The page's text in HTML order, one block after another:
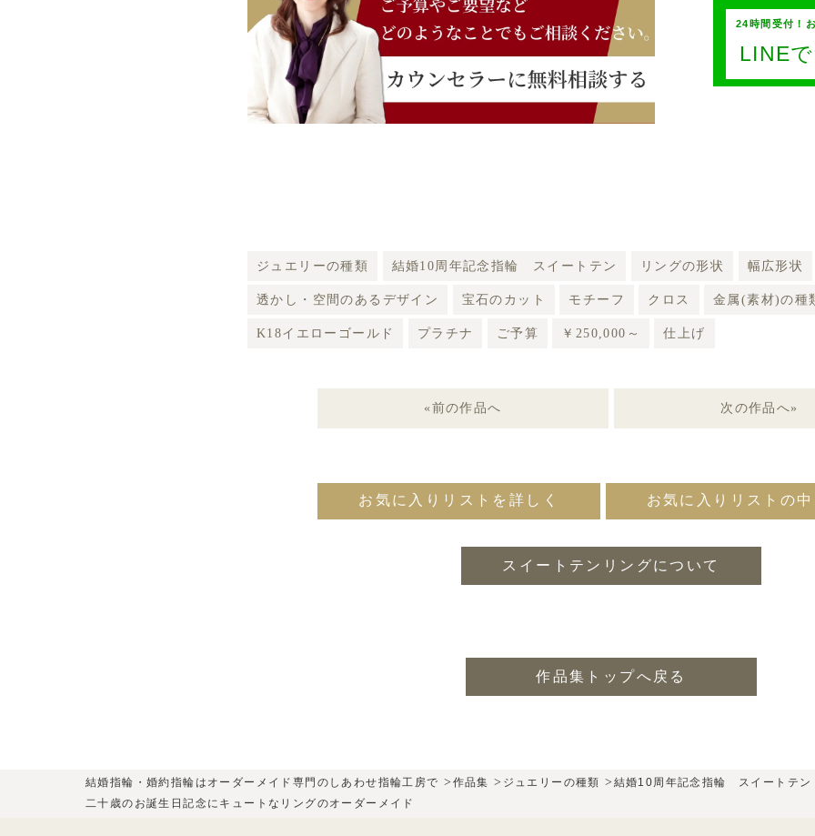
24時間受付！
LINE
ジュエリーの種類 結婚10周年記念指輪 スイートテン リングの形状 幅広形状
透かし・空間のあるデザイン 宝石のカット モチーフ クロス 金属(素材)の種
K18イエローゴールド プラチナ ご予算 ￥250,000～ 仕上げ
«前の作品へ 次の作品へ»
お気に入りリストを詳しく お気に入りリストの
スイートテンリングについて
作品集トップへ戻る
結婚指輪・婚約指輪はオーダーメイド専門のしあわせ指輪工房で > 作品集 > ジュエリーの種類 > 結婚10周年記念指輪 スイートテン
二十歳のお誕生日記念にキュートなリングのオーダーメイド